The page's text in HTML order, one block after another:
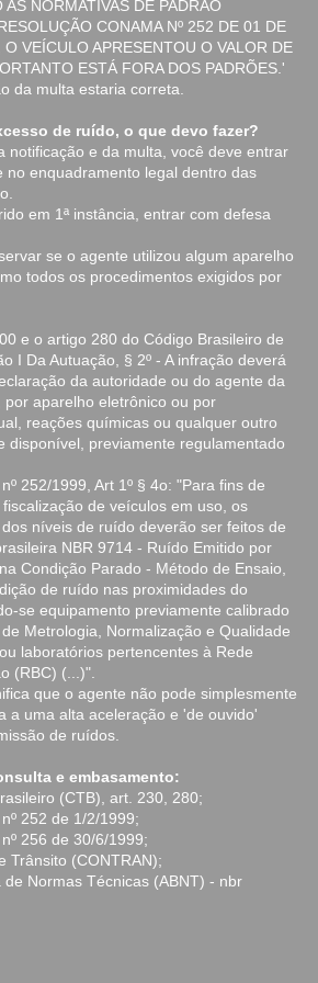
AS NORMATIVAS DE PADRÃO
CONAMA Nº 252 DE 01 DE
VEÍCULO APRESENTOU O VALOR DE
ESTÁ FORA DOS PADRÕES.'
da multa estaria correta.
de ruído, o que devo fazer?
notificação e da multa, você deve entrar
no enquadramento legal dentro das
em 1ª instância, entrar com defesa
se o agente utilizou algum aparelho
todos os procedimentos exigidos por
e o artigo 280 do Código Brasileiro de
I Da Autuação, § 2º - A infração deverá
da autoridade ou do agente da
aparelho eletrônico ou por
reações químicas ou qualquer outro
disponível, previamente regulamentado
252/1999, Art 1º § 4o: "Para fins de
de veículos em uso, os
níveis de ruído deverão ser feitos de
NBR 9714 - Ruído Emitido por
Condição Parado - Método de Ensaio,
de ruído nas proximidades do
se equipamento previamente calibrado
Metrologia, Normalização e Qualidade
laboratórios pertencentes à Rede
(RBC) (...)".
que o agente não pode simplesmente
a uma alta aceleração e 'de ouvido'
de ruídos.
e embasamento:
(CTB), art. 230, 280;
252 de 1/2/1999;
256 de 30/6/1999;
Trânsito (CONTRAN);
de Normas Técnicas (ABNT) - nbr